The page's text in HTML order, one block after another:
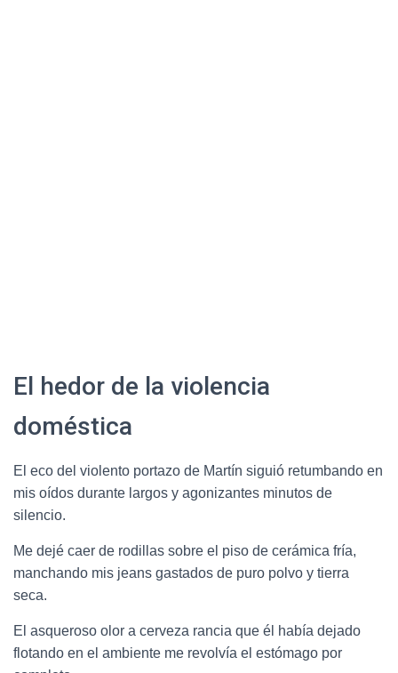
El hedor de la violencia
doméstica
El eco del violento portazo de Martín siguió retumbando en
mis oídos durante largos y agonizantes minutos de
silencio.
Me dejé caer de rodillas sobre el piso de cerámica fría,
manchando mis jeans gastados de puro polvo y tierra
seca.
El asqueroso olor a cerveza rancia que él había dejado
flotando en el ambiente me revolvía el estómago por